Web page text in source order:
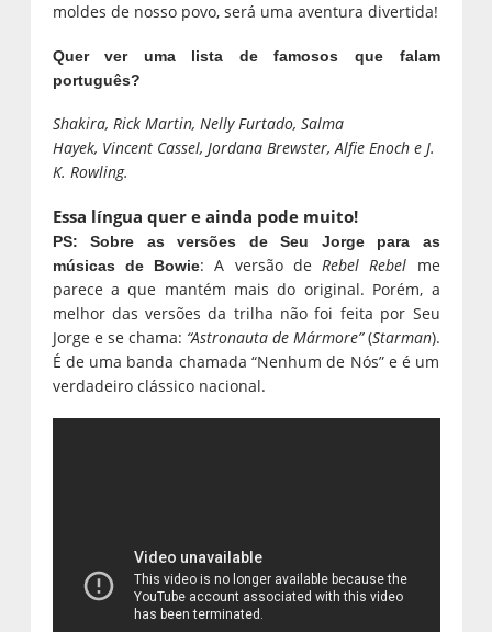
moldes de nosso povo, será uma aventura divertida!
Quer ver uma lista de famosos que falam
português?
Shakira, Rick Martin, Nelly Furtado, Salma
Hayek, Vincent Cassel, Jordana Brewster, Alfie Enoch e J.
K. Rowling.
Essa língua quer e ainda pode muito!
PS: Sobre as versões de Seu Jorge para as
músicas de Bowie: A versão de Rebel Rebel me
parece a que mantém mais do original. Porém, a
melhor das versões da trilha não foi feita por Seu
Jorge e se chama: “Astronauta de Mármore”(Starman).
É de uma banda chamada “Nenhum de Nós” e é um
verdadeiro clássico nacional.